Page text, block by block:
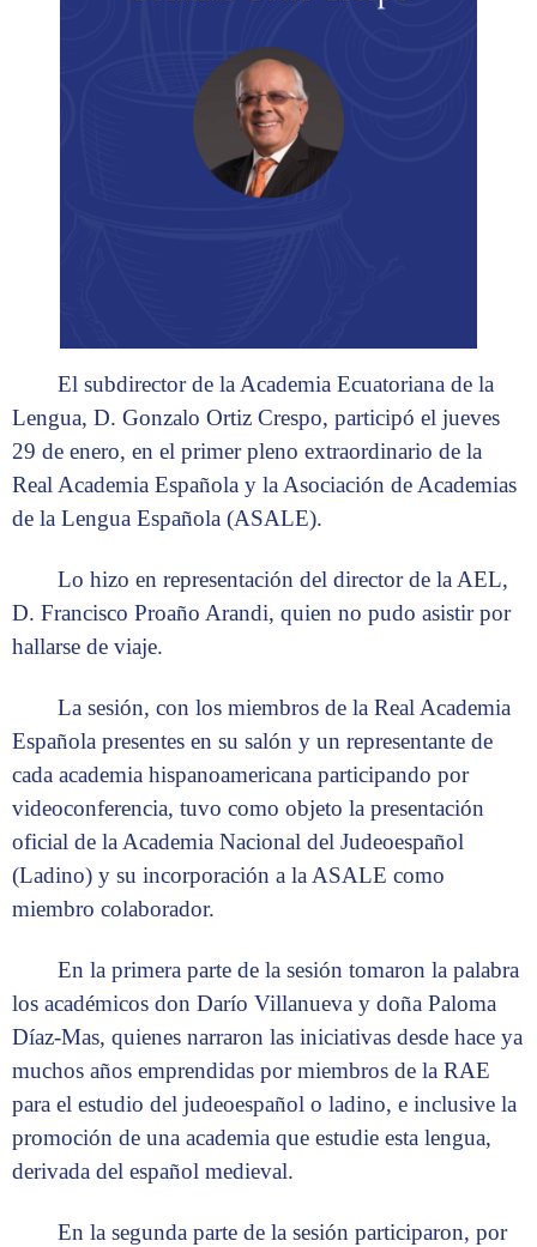
El subdirector de la Academia Ecuatoriana de la
Lengua, D. Gonzalo Ortiz Crespo, participó el jueves
29 de enero, en el primer pleno extraordinario de la
Real Academia Española y la Asociación de Academias
de la Lengua Española (ASALE).
Lo hizo en representación del director de la AEL,
D. Francisco Proaño Arandi, quien no pudo asistir por
hallarse de viaje.
La sesión, con los miembros de la Real Academia
Española presentes en su salón y un representante de
cada academia hispanoamericana participando por
videoconferencia, tuvo como objeto la presentación
oficial de la Academia Nacional del Judeoespañol
(Ladino) y su incorporación a la ASALE como
miembro colaborador.
En la primera parte de la sesión tomaron la palabra
los académicos don Darío Villanueva y doña Paloma
Díaz-Mas, quienes narraron las iniciativas desde hace ya
muchos años emprendidas por miembros de la RAE
para el estudio del judeoespañol o ladino, e inclusive la
promoción de una academia que estudie esta lengua,
derivada del español medieval.
En la segunda parte de la sesión participaron, por